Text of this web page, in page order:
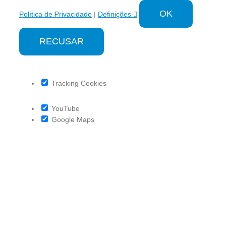
Política de Privacidade | Definições OK
RECUSAR
Tracking Cookies
YouTube
Google Maps